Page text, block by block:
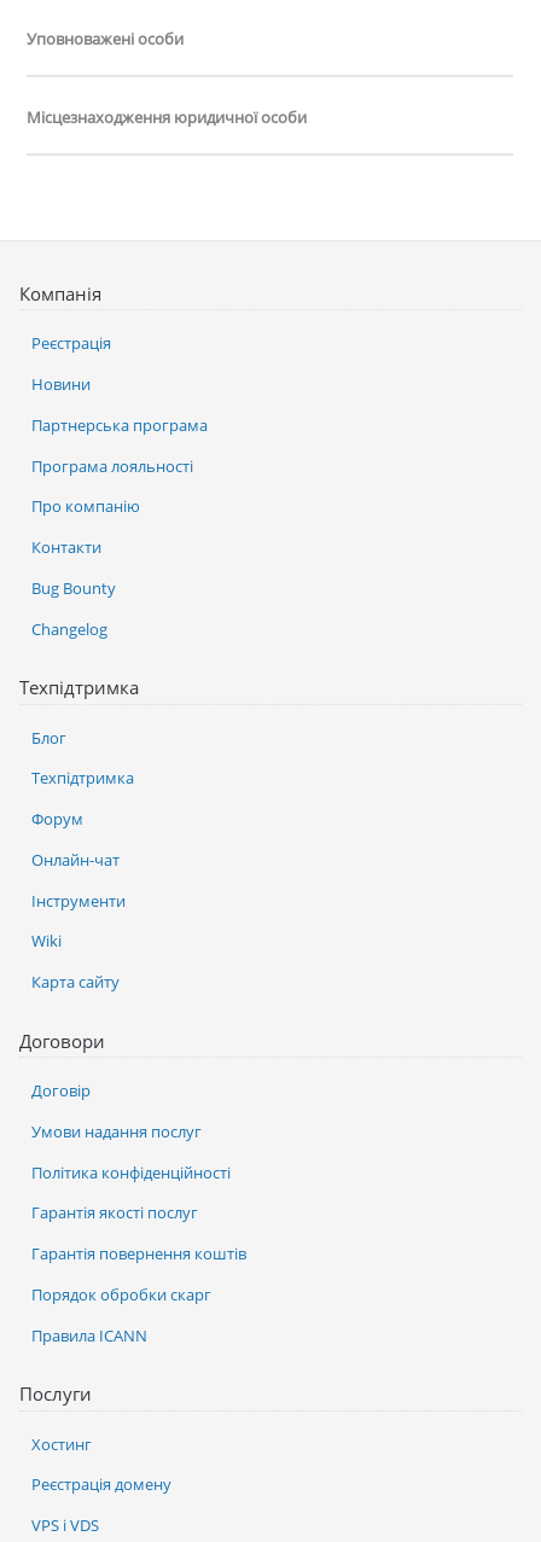
Уповноважені особи
Місцезнаходження юридичної особи
Послуги
Хостинг
Реєстрація домену
VPS і VDS
Компанія
Реєстрація
Новини
Партнерська програма
Програма лояльності
Про компанію
Контакти
Bug Bounty
Changelog
Техпідтримка
Блог
Техпідтримка
Форум
Онлайн-чат
Інструменти
Wiki
Карта сайту
Договори
Договір
Умови надання послуг
Політика конфіденційності
Гарантія якості послуг
Гарантія повернення коштів
Порядок обробки скарг
Правила ICANN